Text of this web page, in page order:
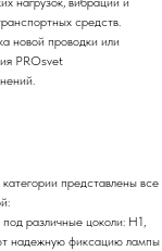
средств.
новой проводки или
PROsvet
категории представлены все
различные цоколи: H1,
надежную фиксацию лампы